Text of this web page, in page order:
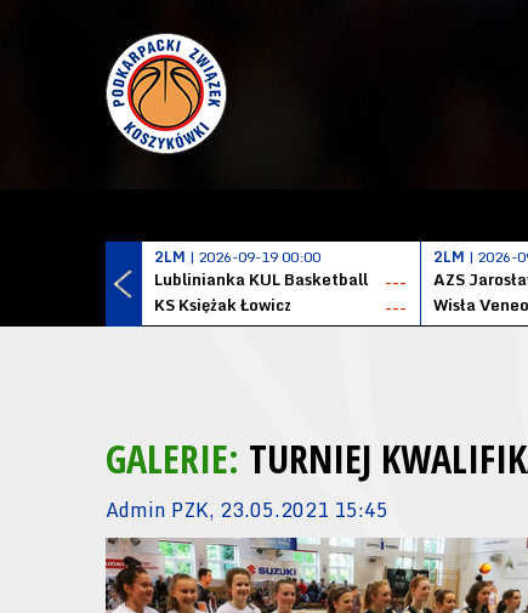
2LM | 2026-09-19 00:00
Lublinianka KUL Basketball
---
KS Księżak Łowicz
---
2LM | 2026-
AZS
Wisła
GALERIE: TURNIEJ
Admin PZK, 23.05.2021 15:45